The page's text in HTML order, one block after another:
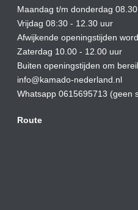
Maandag t/m donderdag
Vrijdag 08:30 - 12.30 uur
Afwijkende openingstijden
Zaterdag 10.00 - 12.00 uur
Buiten openingstijden om
info@kamado-nederland.nl
Whatsapp 0615695713 (geen
Route